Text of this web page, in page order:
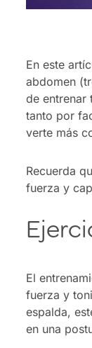
En este
abdomen
de entrenar
tanto por
verte más
Recuerda
fuerza y
El
fuerza y
espalda,
en una